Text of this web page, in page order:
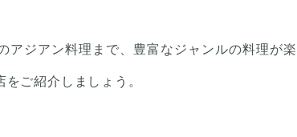
アジアン料理まで、豊富なジャンルの料理が楽
ご紹介しましょう。